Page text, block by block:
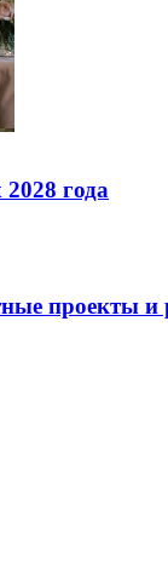
года
проекты и